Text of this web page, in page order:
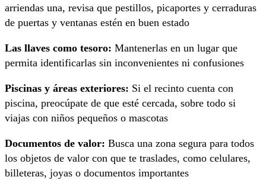
arriendas una, revisa que pestillos, picaportes y cerraduras
de puertas y ventanas estén en buen estado
Las llaves como tesoro: Mantenerlas en un lugar que
permita identificarlas sin inconvenientes ni confusiones
Piscinas y áreas exteriores: Si el recinto cuenta con
piscina, preocúpate de que esté cercada, sobre todo si
viajas con niños pequeños o mascotas
Documentos de valor: Busca una zona segura para todos
los objetos de valor con que te traslades, como celulares,
billeteras, joyas o documentos importantes